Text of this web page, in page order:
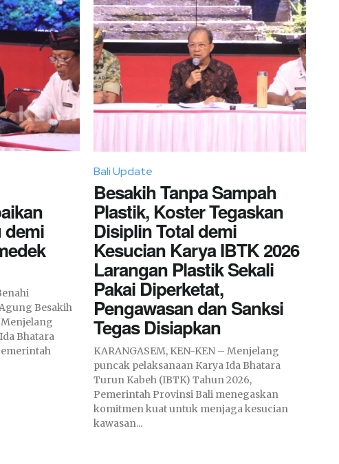
demi
Besakih
Menjelang
Bhatara
Bali Update
Besakih Tanpa Sampah
Plastik, Koster Tegaskan
Disiplin Total demi
Kesucian Karya IBTK 2026
Larangan Plastik Sekali
Pakai Diperketat,
Pengawasan dan Sanksi
Tegas Disiapkan
KARANGASEM, KEN-KEN – Menjelang
puncak pelaksanaan Karya Ida Bhatara
Turun Kabeh (IBTK) Tahun 2026,
Pemerintah Provinsi Bali menegaskan
komitmen kuat untuk menjaga kesucian
kawasan...